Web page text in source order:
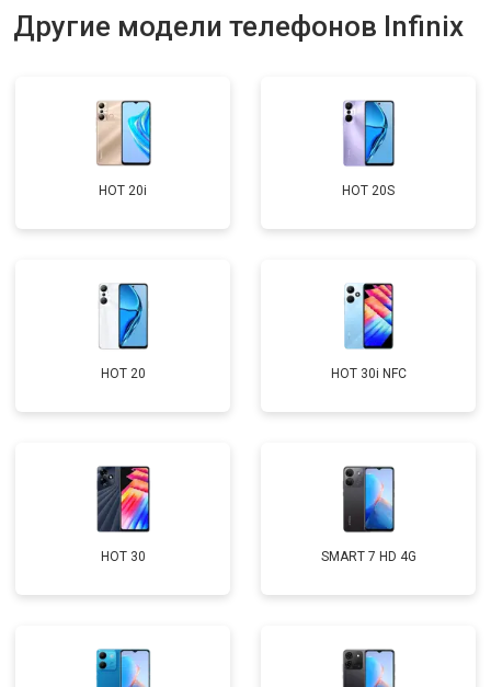
Другие модели телефонов Infinix
HOT 20i HOT 20S
HOT 20 HOT 30i NFC
HOT 30 SMART 7 HD 4G